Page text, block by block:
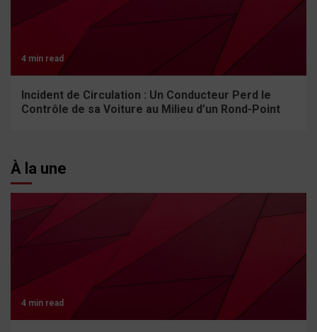
4 min read
Incident de Circulation : Un Conducteur Perd le
Contrôle de sa Voiture au Milieu d’un Rond-Point
À la une
4 min read